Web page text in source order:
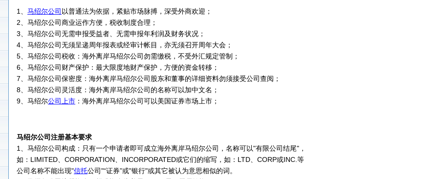
1、 马绍尔公司 以普通法为依据，紧贴市场脉搏，深受外商欢迎；
2、马绍尔公司商业运作方便，税收制度合理；
3、马绍尔公司无需申报受益者、无需申报年利润及财务状况；
4、马绍尔公司无须呈递周年报表或经审计帐目，亦无须召开周年大会；
5、马绍尔公司税收：海外离岸马绍尔公司勿需缴税，不受外汇规定管制；
6、马绍尔公司财产保护：最大限度地财产保护，方便的资金转移；
7、马绍尔公司保密度：海外离岸马绍尔公司股东和董事的详细资料勿须接受公司查阅；
8、马绍尔公司灵活度：海外离岸马绍尔公司的名称可以加中文名；
9、马绍尔公司上市 ：海外离岸马绍尔公司可以美国证券市场上市；
马绍尔公司注册基本要求
1、马绍尔公司构成：只有一个申请者即可成立海外离岸马绍尔公司，名称可以"有限公司结尾"，
如：LIMITED、CORPORATION、INCORPORATED或它们的缩写，如：LTD、CORP或INC.等
公司名称不能出现"信托公司"“证券”或"银行"或其它被认为意思相似的词。